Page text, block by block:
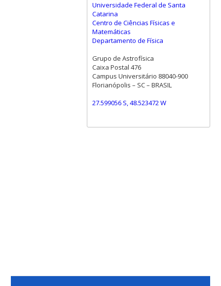
Universidade Federal de Santa
Catarina
Centro de Ciências Físicas e
Matemáticas
Departamento de Física
Grupo de Astrofísica
Caixa Postal 476
Campus Universitário 88040-900
Florianópolis – SC – BRASIL
27.599056 S, 48.523472 W